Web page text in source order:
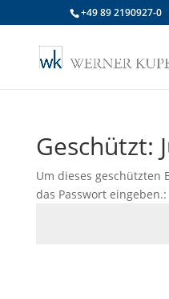
+49 89 2190927-0
Geschützt:
Um dieses geschützten
das Passwort eingeben.: